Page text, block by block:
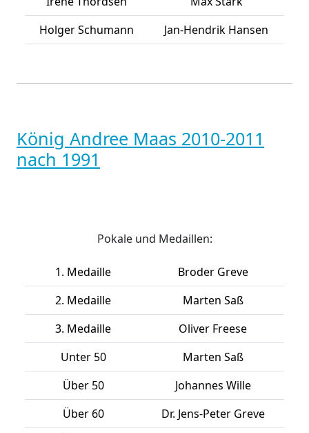
Holger Schumann
Jan-Hendrik Hansen
König Andree Maas 2010-2011
nach 1991
Pokale und Medaillen:
1. Medaille
Broder Greve
2. Medaille
Marten Saß
3. Medaille
Oliver Freese
Unter 50
Marten Saß
Über 50
Johannes Wille
Über 60
Dr. Jens-Peter Greve